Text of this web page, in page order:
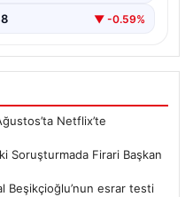
▼ -0.59%
Netflix’te
Soruşturmada Firari Başkan
Beşikçioğlu’nun esrar testi